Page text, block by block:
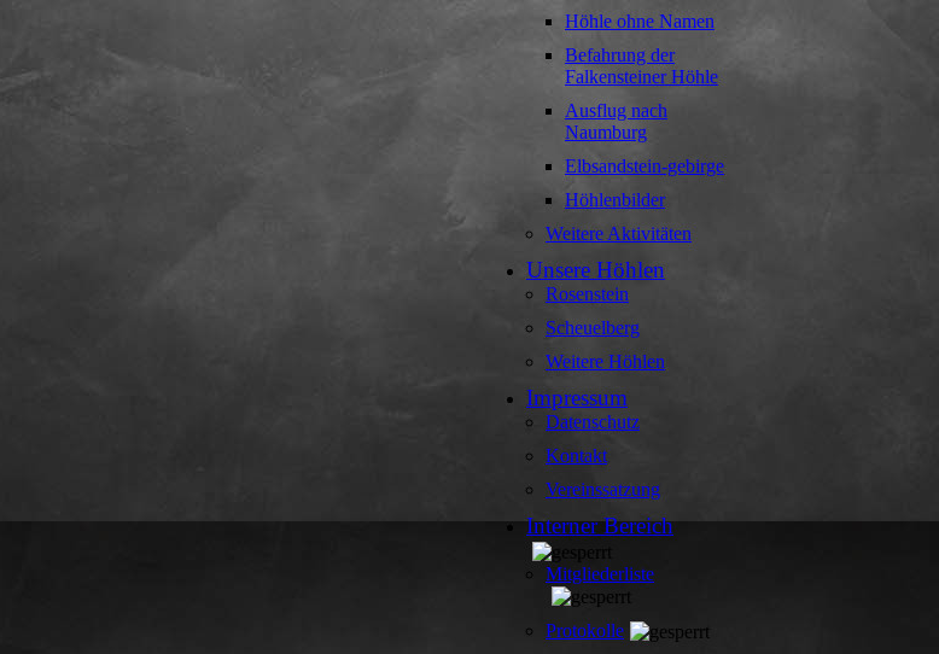
Höhle ohne Namen
Befahrung der
Falkensteiner Höhle
Ausflug nach
Naumburg
Elbsandstein-gebirge
Höhlenbilder
Weitere Aktivitäten
Unsere Höhlen
Rosenstein
Scheuelberg
Weitere Höhlen
Impressum
Datenschutz
Kontakt
Vereinssatzung
Interner Bereich
Mitgliederliste
Protokolle